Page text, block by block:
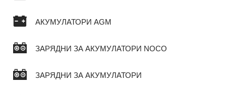
АКУМУЛАТОРИ AGM
ЗАРЯДНИ ЗА АКУМУЛАТОРИ NOCO
ЗАРЯДНИ ЗА АКУМУЛАТОРИ